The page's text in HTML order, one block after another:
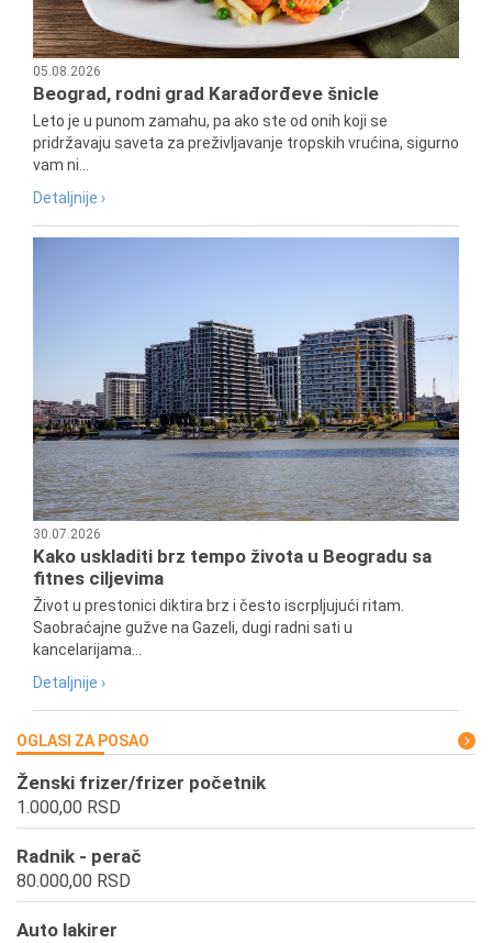
05.08.2026
Beograd, rodni grad Karađorđeve šnicle
Leto je u punom zamahu, pa ako ste od onih koji se
pridržavaju saveta za preživljavanje tropskih vrućina, sigurno
vam ni...
Detaljnije ›
30.07.2026
Kako uskladiti brz tempo života u Beogradu sa
fitnes ciljevima
Život u prestonici diktira brz i često iscrpljujući ritam.
Saobraćajne gužve na Gazeli, dugi radni sati u
kancelarijama...
Detaljnije ›
OGLASI ZA POSAO
Ženski frizer/frizer početnik
1.000,00 RSD
Radnik - perač
80.000,00 RSD
Auto lakirer